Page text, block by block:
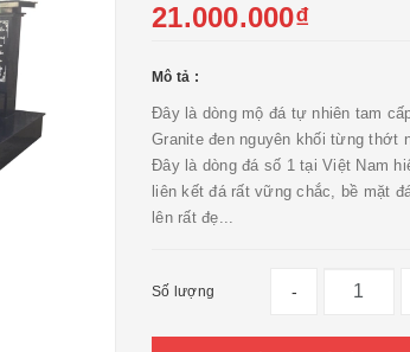
21.000.000₫
Mô tả :
Đây là dòng mộ đá tự nhiên tam
Granite đen nguyên khối từng thớt
Đây là dòng đá số 1 tại Việt Nam
liên kết đá rất vững chắc, bề mặt
lên rất đẹ...
Số lượng -